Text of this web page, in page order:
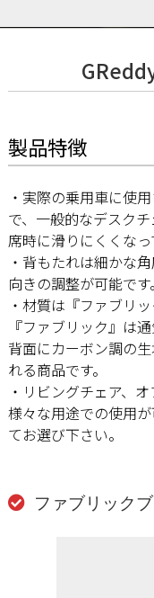
製品特徴
・実際の乗用車に使
で、一般的なデスク
席時に滑りにくくなっ
・背もたれは細かな
向きの調整が可能です。
・材質は『ファブリ
『ファブリック』は
背面にカーボン調の
れる商品です。
・リビングチェア、
様々な用途での使用
てお選び下さい。
ファブリック